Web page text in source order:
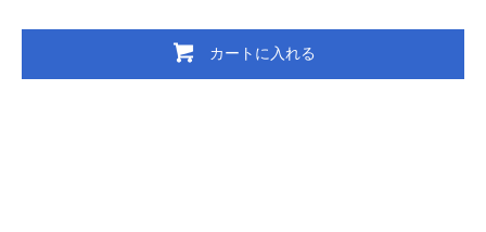
カートに入れる